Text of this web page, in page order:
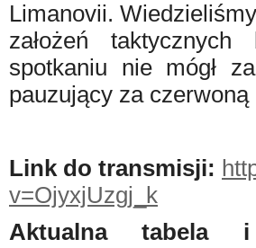
Limanovii.
założeń
spotkaniu nie mógł
pauzujący za
Link do transmisji:
v=OjyxjUzgj_k
Aktualna tabela